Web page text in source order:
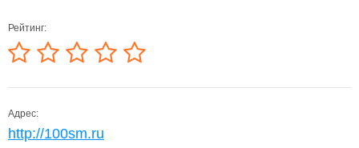
Рейтинг:
Адрес:
http://100sm.ru